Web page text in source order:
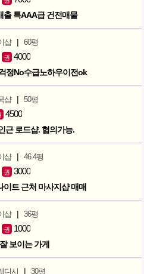
출 특AAA급 건전매물
샵 | 60평
권 4000
정No수급노하우이전ok
샵 | 50평
4500
근 로드샵. 협의가능.
샵 | 46.4평
권 3000
트 근처 마사지샵 매매
샵 | 36평
권 1000
보이는 가게
디시 | 30평